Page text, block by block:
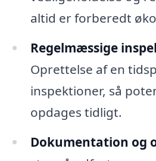
altid er forberedt
Regelmæssige
Oprettelse af en
inspektioner, så
opdages tidligt.
Dokumentation og